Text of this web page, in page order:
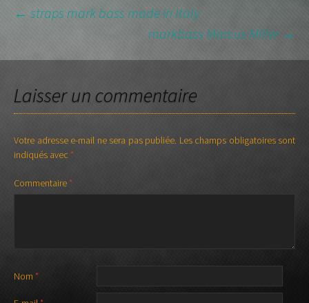
NAVIGATION
DES
ARTICLES
← straps mark bass made in Italy
markbass Marcus Miller →
Laisser un commentaire
Votre adresse e-mail ne sera pas publiée. Les champs obligatoires sont
indiqués avec*
Commentaire*
Nom *